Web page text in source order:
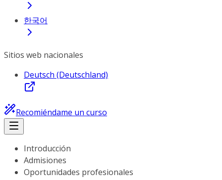
한국어
Sitios web nacionales
Deutsch (Deutschland)
Recomiéndame un curso
Introducción
Admisiones
Oportunidades profesionales